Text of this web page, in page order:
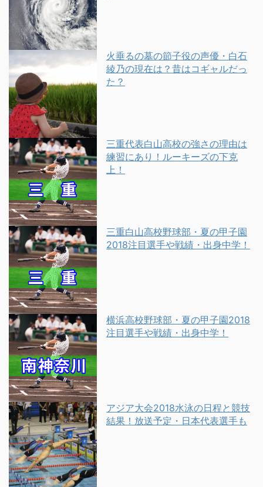
火垂るの墓の節子役の声優・白石
綾乃の現在は？昔はコギャルだっ
た？
三重代表白山高校の強さの理由は
練習にあり！ルーキーズの下克
上！
三重白山高校野球部・夏の甲子園
2018注目選手や戦績・出身中学！
横浜高校野球部・夏の甲子園2018
注目選手や戦績・出身中学！
アジア大会2018水泳の日程と競技
結果！放送予定・日本代表選手も